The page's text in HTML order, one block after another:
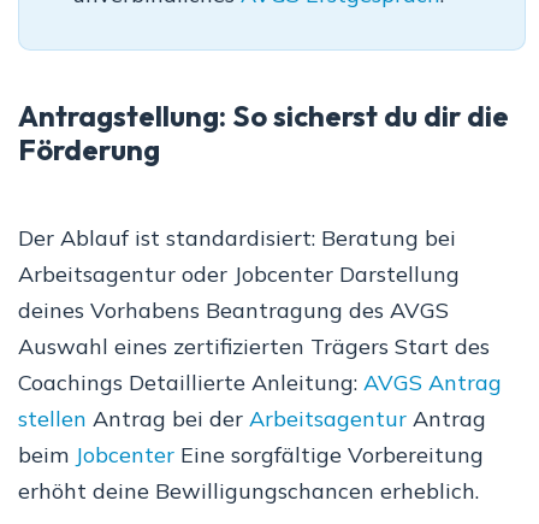
Antragstellung: So sicherst du dir die
Förderung
Der Ablauf ist standardisiert: Beratung bei
Arbeitsagentur oder Jobcenter Darstellung
deines Vorhabens Beantragung des AVGS
Auswahl eines zertifizierten Trägers Start des
Coachings Detaillierte Anleitung: AVGS Antrag
stellen Antrag bei der Arbeitsagentur Antrag
beim Jobcenter Eine sorgfältige Vorbereitung
erhöht deine Bewilligungschancen erheblich.